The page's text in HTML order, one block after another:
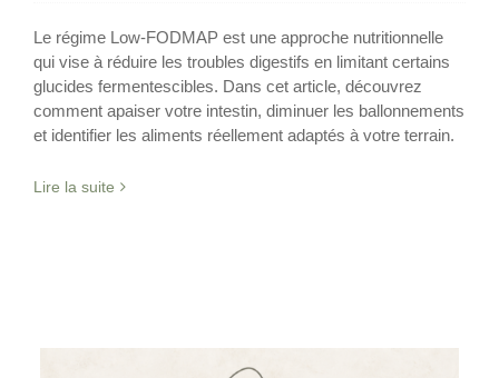
Le régime Low-FODMAP est une approche nutritionnelle
qui vise à réduire les troubles digestifs en limitant certains
glucides fermentescibles. Dans cet article, découvrez
comment apaiser votre intestin, diminuer les ballonnements
et identifier les aliments réellement adaptés à votre terrain.
Lire la suite